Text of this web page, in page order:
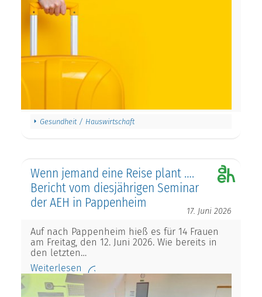
Gesundheit / Hauswirtschaft
Wenn jemand eine Reise plant ….
Bericht vom diesjährigen Seminar
der AEH in Pappenheim
17. Juni 2026
Auf nach Pappenheim hieß es für 14 Frauen
am Freitag, den 12. Juni 2026. Wie bereits in
den letzten…
Weiterlesen